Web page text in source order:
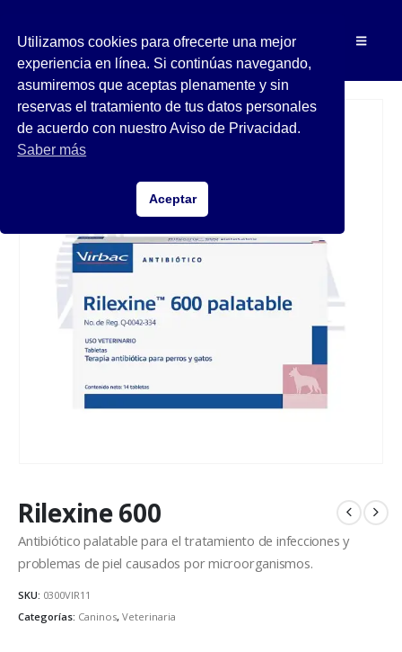
Rilexine 600
Antibiótico palatable para el tratamiento de infecciones y
problemas de piel causados por microorganismos.
SKU: 0300VIR11
Categorías: Caninos, Veterinaria
Utilizamos cookies para ofrecerte una mejor
experiencia en línea. Si continúas navegando,
asumiremos que aceptas plenamente y sin
reservas el tratamiento de tus datos personales
de acuerdo con nuestro Aviso de Privacidad.
Saber más
Aceptar